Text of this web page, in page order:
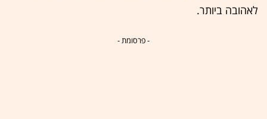
לאהובה ביותר.
- פרסומת -